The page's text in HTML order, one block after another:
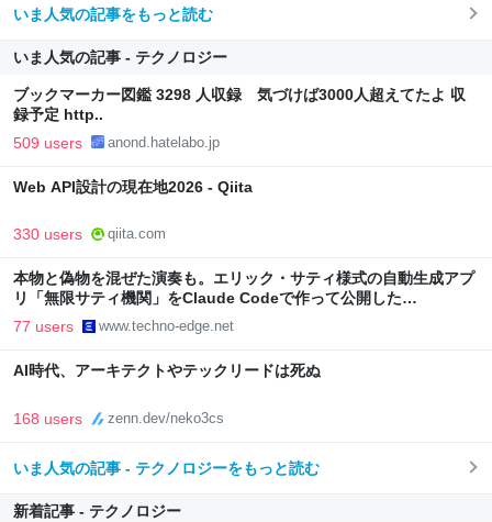
いま人気の記事をもっと読む
いま人気の記事 - テクノロジー
ブックマーカー図鑑 3298 人収録 気づけば3000人超えてたよ 収
録予定 http..
509 users anond.hatelabo.jp
Web API設計の現在地2026 - Qiita
330 users qiita.com
本物と偽物を混ぜた演奏も。エリック・サティ様式の自動生成アプ
リ「無限サティ機関」をClaude Codeで作って公開した
（CloseBox） | テクノエッジ TechnoEdge
77 users www.techno-edge.net
AI時代、アーキテクトやテックリードは死ぬ
168 users zenn.dev/neko3cs
いま人気の記事 - テクノロジーをもっと読む
新着記事 - テクノロジー